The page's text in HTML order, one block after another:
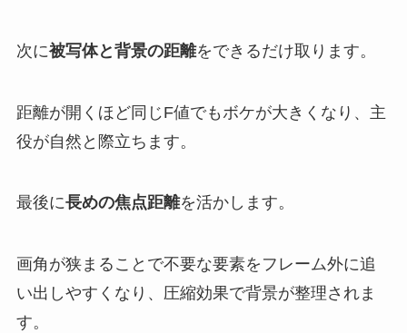
次に被写体と背景の距離をできるだけ取ります。
距離が開くほど同じF値でもボケが大きくなり、主
役が自然と際立ちます。
最後に長めの焦点距離を活かします。
画角が狭まることで不要な要素をフレーム外に追
い出しやすくなり、圧縮効果で背景が整理されま
す。